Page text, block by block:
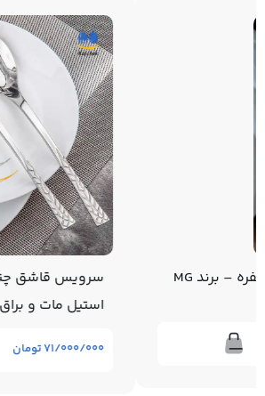
سرویس قاشق چنگال برند بیزانس